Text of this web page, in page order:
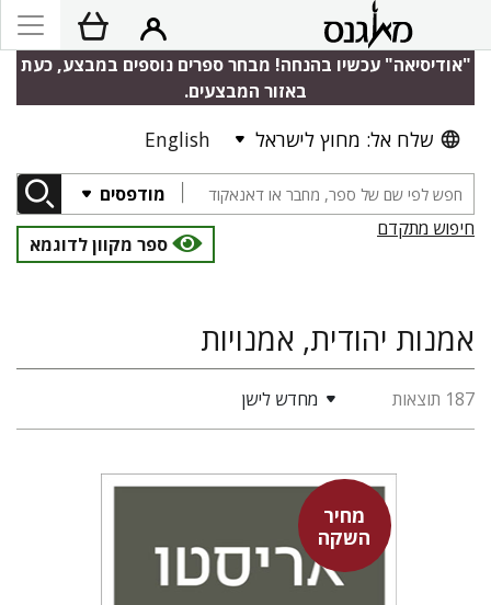
"אודיסיאה" עכשיו בהנחה! מבחר ספרים נוספים במבצע, כעת
באזור המבצעים.
שלח אל: מחוץ לישראל English
מודפסים
חיפוש מתקדם
ספר מקוון לדוגמא
אמנות יהודית, אמנויות
187 תוצאות מחדש לישן
מחיר
השקה
אריסטו
עמית ברץ